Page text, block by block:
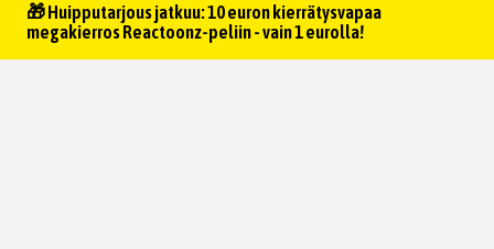
🎁 Huipputarjous jatkuu: 10 euron kierrätysvapaa
megakierros Reactoonz-peliin - vain 1 eurolla!